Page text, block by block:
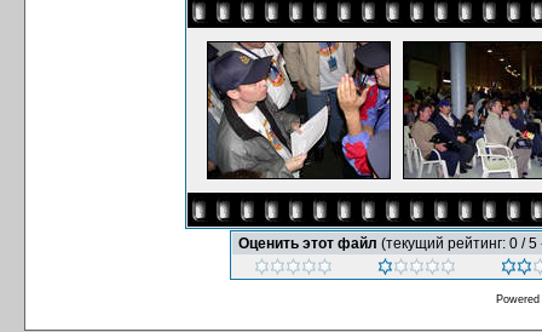
Оценить этот файл (текущий рейтинг: 0 / 5